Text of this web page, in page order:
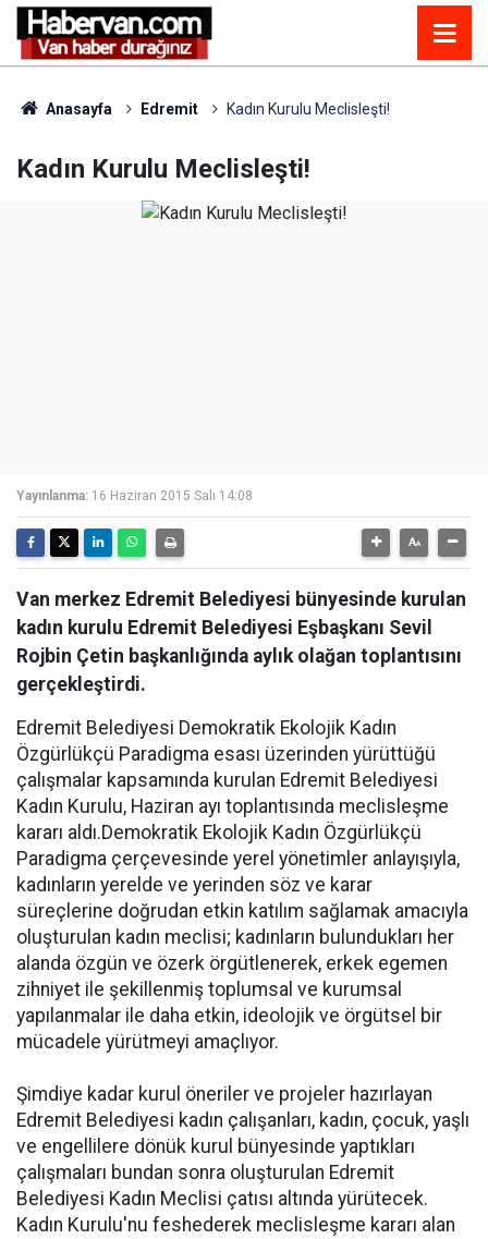
Anasayfa Edremit Kadın Kurulu Meclisleşti!
Kadın Kurulu Meclisleşti!
Yayınlanma: 16 Haziran 2015 Salı 14:08
Van merkez Edremit Belediyesi bünyesinde kurulan
kadın kurulu Edremit Belediyesi Eşbaşkanı Sevil
Rojbin Çetin başkanlığında aylık olağan toplantısını
gerçekleştirdi.
Edremit Belediyesi Demokratik Ekolojik Kadın
Özgürlükçü Paradigma esası üzerinden yürüttüğü
çalışmalar kapsamında kurulan Edremit Belediyesi
Kadın Kurulu, Haziran ayı toplantısında meclisleşme
kararı aldı.Demokratik Ekolojik Kadın Özgürlükçü
Paradigma çerçevesinde yerel yönetimler anlayışıyla,
kadınların yerelde ve yerinden söz ve karar
süreçlerine doğrudan etkin katılım sağlamak amacıyla
oluşturulan kadın meclisi; kadınların bulundukları her
alanda özgün ve özerk örgütlenerek, erkek egemen
zihniyet ile şekillenmiş toplumsal ve kurumsal
yapılanmalar ile daha etkin, ideolojik ve örgütsel bir
mücadele yürütmeyi amaçlıyor.
Şimdiye kadar kurul öneriler ve projeler hazırlayan
Edremit Belediyesi kadın çalışanları, kadın, çocuk, yaşlı
ve engellilere dönük kurul bünyesinde yaptıkları
çalışmaları bundan sonra oluşturulan Edremit
Belediyesi Kadın Meclisi çatısı altında yürütecek.
Kadın Kurulu'nu feshederek meclisleşme kararı alan